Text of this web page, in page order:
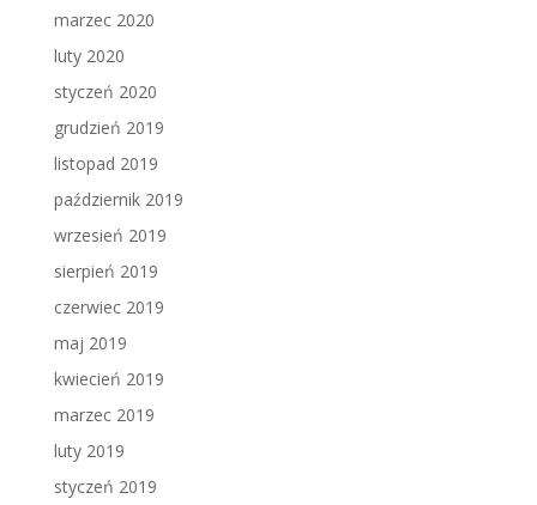
marzec 2020
luty 2020
styczeń 2020
grudzień 2019
listopad 2019
październik 2019
wrzesień 2019
sierpień 2019
czerwiec 2019
maj 2019
kwiecień 2019
marzec 2019
luty 2019
styczeń 2019